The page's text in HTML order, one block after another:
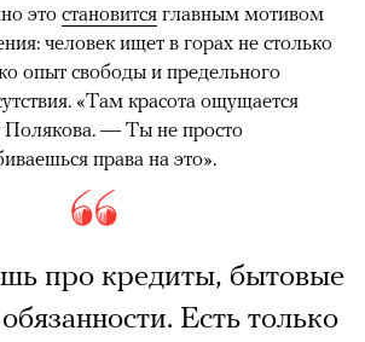
это становится главным мотивом
человек ищет в горах не столько
опыт свободы и предельного
«Там красота ощущается
Полякова. — Ты не просто
права на это».
про кредиты, бытовые
Есть только